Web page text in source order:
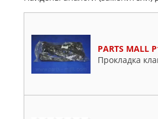
PARTS MALL
Прокладка